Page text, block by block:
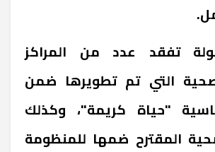
تفقد عدد من المراكز
التي تم تطويرها ضمن
"حياة كريمة"، وكذلك
المقترح ضمها للمنظومة